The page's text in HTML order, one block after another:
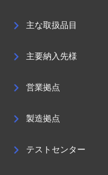
主な取扱品目
主要納入先様
営業拠点
製造拠点
テストセンター